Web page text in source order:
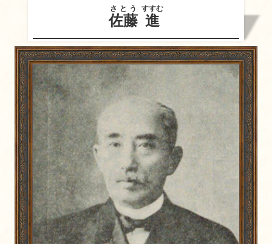
佐藤
さとう
進
すすむ